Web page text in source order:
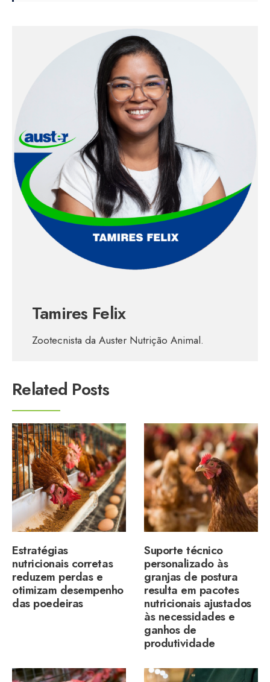
Tamires Felix
Zootecnista da Auster Nutrição Animal.
Related Posts
Estratégias
nutricionais corretas
reduzem perdas e
otimizam desempenho
das poedeiras
Suporte técnico
personalizado às
granjas de postura
resulta em pacotes
nutricionais ajustados
às necessidades e
ganhos de
produtividade